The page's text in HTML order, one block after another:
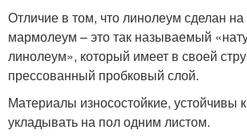
Отличие в том, что линолеум сделан
мармолеум – это так называемый
линолеум», который имеет в своей
прессованный пробковый слой.
Материалы износостойкие, устойчивы
укладывать на пол одним листом.